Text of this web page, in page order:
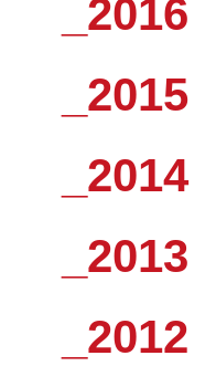
_2016
_2015
_2014
_2013
_2012